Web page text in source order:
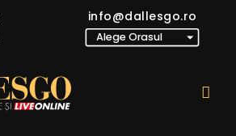
info@dallesgo.ro